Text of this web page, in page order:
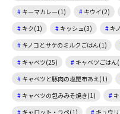
キーマカレー(1)
キウイ(2)
キク(1)
キッシュ(3) キ
キノコとサケのミルクごはん(1)
キャベツ(25)
キャベツごはん
キャベツと豚肉の塩昆布あえ(1)
キャベツの包みみそ焼き(1)
キャロット・ラペ(1)
キュウ